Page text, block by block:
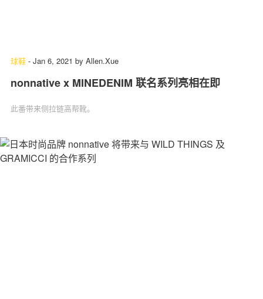
球鞋 - Jan 6, 2021 by Allen.Xue
nonnative x MINEDENIM 联名系列亮相在即
此番带来侧拉链高帮靴。